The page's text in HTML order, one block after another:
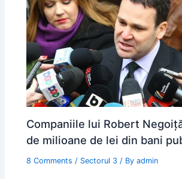
Companiile lui Robert
de milioane de lei din bani
8 Comments / Sectorul 3 / Byadmin